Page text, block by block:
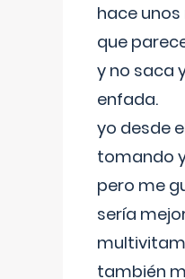
hace
que
y no saca
enfada.
yo desde
tomando
pero me
sería
también